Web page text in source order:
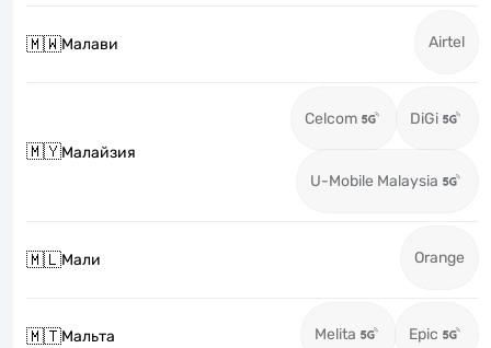
🇲🇼Малави Airtel
🇲🇾Малайзия
Celcom DiGi
U-Mobile Malaysia
🇲🇱Мали Orange
🇲🇹Мальта Melita Epic